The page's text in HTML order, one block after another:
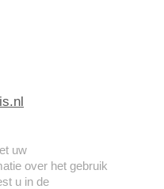
uw
over het gebruik
u in de